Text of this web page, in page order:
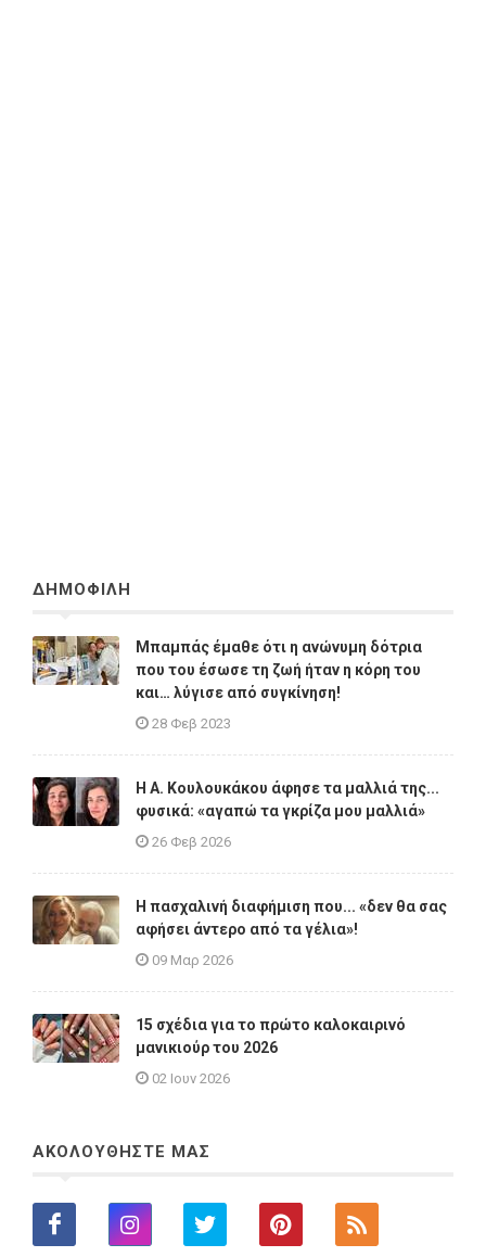
ΔΗΜΟΦΙΛΗ
Μπαμπάς έμαθε ότι η ανώνυμη δότρια
που του έσωσε τη ζωή ήταν η κόρη του
και… λύγισε από συγκίνηση!
28 Φεβ 2023
Η A. Κουλουκάκου άφησε τα μαλλιά της...
φυσικά: «αγαπώ τα γκρίζα μου μαλλιά»
26 Φεβ 2026
Η πασχαλινή διαφήμιση που... «δεν θα σας
αφήσει άντερο από τα γέλια»!
09 Μαρ 2026
15 σχέδια για το πρώτο καλοκαιρινό
μανικιούρ του 2026
02 Ιουν 2026
ΑΚΟΛΟΥΘΗΣΤΕ ΜΑΣ